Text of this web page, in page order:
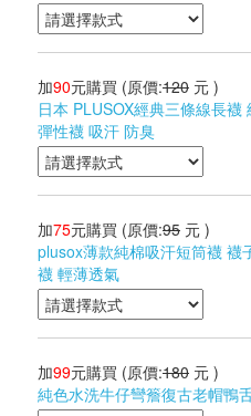
加90元購買 (原價:120 元 )
日本 PLUSOX經典三條線長
彈性襪 吸汗 防臭
加75元購買 (原價:95 元 )
plusox薄款純棉吸汗短筒襪 襪
襪 輕薄透氣
加99元購買 (原價:180 元 )
純色水洗牛仔彎簷復古老帽鴨